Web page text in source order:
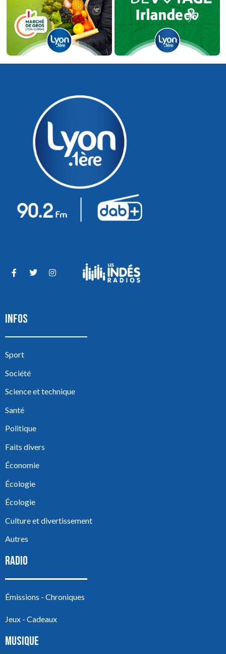
INFOS
Sport
Société
Science et technique
Santé
Politique
Faits divers
Économie
Écologie
Écologie
Culture et divertissement
Autres
RADIO
Émissions - Chroniques
Jeux - Cadeaux
MUSIQUE